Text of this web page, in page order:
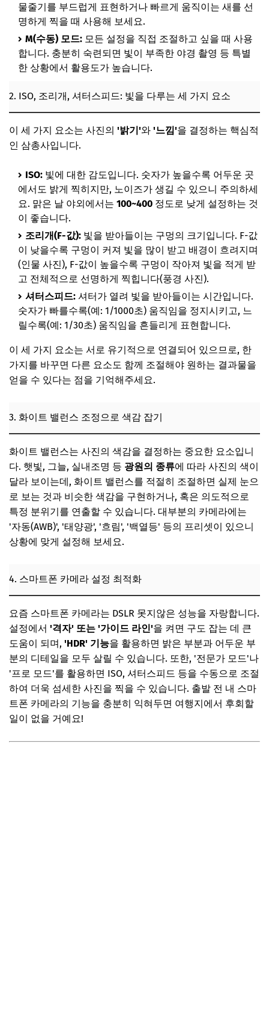
3. 아웃포커싱으로 인물 부각하기
4. 인물과 어울리는 주변 소품 활용
📌 지금 뜨는 꿀정보! 놓치지 마세요
추가할인 코드 WRVE6
사진을 예술로 만드는 구도 마스터
1. 황금 분할과 삼분할 구도
2. 시선을 이끄는 리딩 라인(Leading Line)
4. 낮은 시점, 높은 시점 활용법
📌 지금 뜨는 꿀정보! 놓치지 마세요
추가할인 코드 WRVE6
빛을 이해하면 사진이 달라진다
1. 자연광의 종류와 특징
2. 그림자를 활용한 입체감 표현
3. 조명 없는 밤 풍경 촬영 팁
4. 플래시 사용 시 주의할 점
추가할인 코드 WRVE6
자주 묻는 질문
Q. 스마트폰으로도 전문가처럼 찍을 수 있나요?
Q. 여행 사진 백업 및 관리 방법은?
Q. 삼각대, 셀카봉 꼭 필요할까요?
📌 지금 뜨는 꿀정보! 놓치지 마세요
추가할인 코드 WRVE6
마무리 및 팁: 나만의 여행을 기록하는 법
✨ 찍은 사진을 즐겁게 공유하는 법
추가할인 코드 WRVE6
물줄기를 부드럽게 표현하거나 빠르게 움직이는 새를 선
명하게 찍을 때 사용해 보세요.
M(수동) 모드: 모든 설정을 직접 조절하고 싶을 때 사용
합니다. 충분히 숙련되면 빛이 부족한 야경 촬영 등 특별
한 상황에서 활용도가 높습니다.
2. ISO, 조리개, 셔터스피드: 빛을 다루는 세 가지 요소
이 세 가지 요소는 사진의 '밝기'와 '느낌'을 결정하는 핵심적
인 삼총사입니다.
ISO: 빛에 대한 감도입니다. 숫자가 높을수록 어두운 곳
에서도 밝게 찍히지만, 노이즈가 생길 수 있으니 주의하세
요. 맑은 날 야외에서는 100~400 정도로 낮게 설정하는 것
이 좋습니다.
조리개(F-값): 빛을 받아들이는 구멍의 크기입니다. F-값
이 낮을수록 구멍이 커져 빛을 많이 받고 배경이 흐려지며
(인물 사진), F-값이 높을수록 구멍이 작아져 빛을 적게 받
고 전체적으로 선명하게 찍힙니다(풍경 사진).
셔터스피드: 셔터가 열려 빛을 받아들이는 시간입니다.
숫자가 빠를수록(예: 1/1000초) 움직임을 정지시키고, 느
릴수록(예: 1/30초) 움직임을 흔들리게 표현합니다.
이 세 가지 요소는 서로 유기적으로 연결되어 있으므로, 한
가지를 바꾸면 다른 요소도 함께 조절해야 원하는 결과물을
얻을 수 있다는 점을 기억해주세요.
3. 화이트 밸런스 조정으로 색감 잡기
화이트 밸런스는 사진의 색감을 결정하는 중요한 요소입니
다. 햇빛, 그늘, 실내조명 등 광원의 종류에 따라 사진의 색이
달라 보이는데, 화이트 밸런스를 적절히 조절하면 실제 눈으
로 보는 것과 비슷한 색감을 구현하거나, 혹은 의도적으로
특정 분위기를 연출할 수 있습니다. 대부분의 카메라에는
'자동(AWB)', '태양광', '흐림', '백열등' 등의 프리셋이 있으니
상황에 맞게 설정해 보세요.
4. 스마트폰 카메라 설정 최적화
요즘 스마트폰 카메라는 DSLR 못지않은 성능을 자랑합니다.
설정에서 '격자' 또는 '가이드 라인'을 켜면 구도 잡는 데 큰
도움이 되며, 'HDR' 기능을 활용하면 밝은 부분과 어두운 부
분의 디테일을 모두 살릴 수 있습니다. 또한, '전문가 모드'나
'프로 모드'를 활용하면 ISO, 셔터스피드 등을 수동으로 조절
하여 더욱 섬세한 사진을 찍을 수 있습니다. 출발 전 내 스마
트폰 카메라의 기능을 충분히 익혀두면 여행지에서 후회할
일이 없을 거예요!